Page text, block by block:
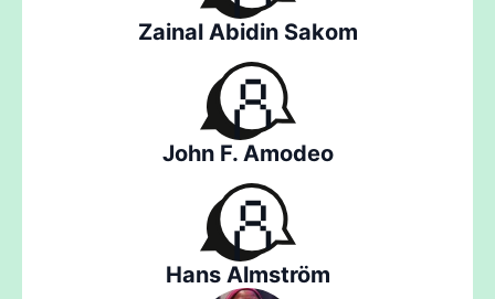
Zainal Abidin Sakom
John F. Amodeo
Hans Almström